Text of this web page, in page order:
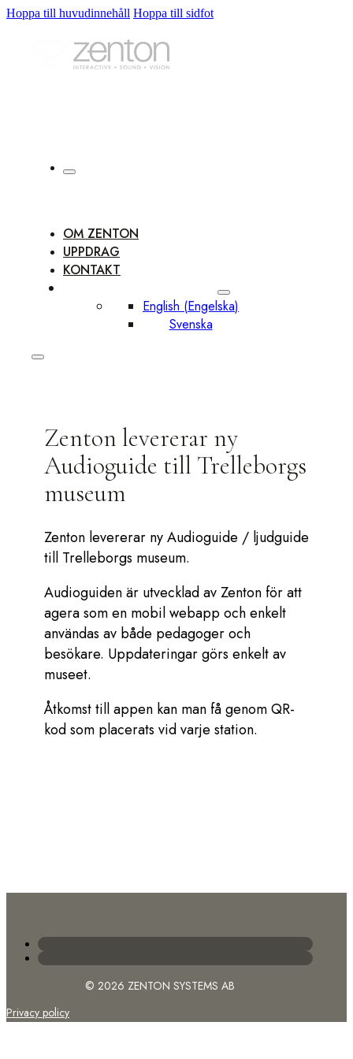
Hoppa till huvudinnehåll Hoppa till sidfot
OM ZENTON
UPPDRAG
KONTAKT
English (Engelska)
Svenska
Zenton levererar ny
Audioguide till Trelleborgs
museum
Zenton levererar ny Audioguide / ljudguide
till Trelleborgs museum.
Audioguiden är utvecklad av Zenton för att
agera som en mobil webapp och enkelt
användas av både pedagoger och
besökare. Uppdateringar görs enkelt av
museet.
Åtkomst till appen kan man få genom QR-
kod som placerats vid varje station.
© 2026 ZENTON SYSTEMS AB
Privacy policy